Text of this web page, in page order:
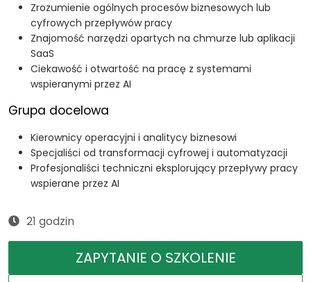
Zrozumienie ogólnych procesów biznesowych lub
cyfrowych przepływów pracy
Znajomość narzędzi opartych na chmurze lub aplikacji
SaaS
Ciekawość i otwartość na pracę z systemami
wspieranymi przez AI
Grupa docelowa
Kierownicy operacyjni i analitycy biznesowi
Specjaliści od transformacji cyfrowej i automatyzacji
Profesjonaliści techniczni eksplorujący przepływy pracy
wspierane przez AI
21 godzin
ZAPYTANIE O SZKOLENIE